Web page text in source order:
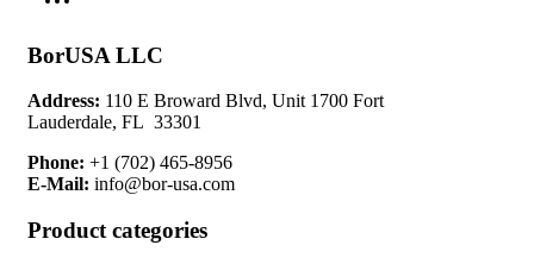
BorUSA LLC
Address: 110 E Broward Blvd, Unit 1700 Fort
Lauderdale, FL 33301
Phone: +1 (702) 465-8956
E-Mail: info@bor-usa.com
Product categories